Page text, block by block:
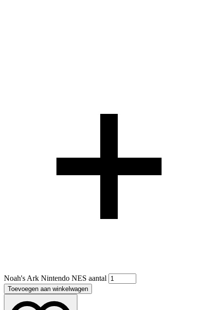
Noah's Ark Nintendo NES aantal
Toevoegen aan winkelwagen